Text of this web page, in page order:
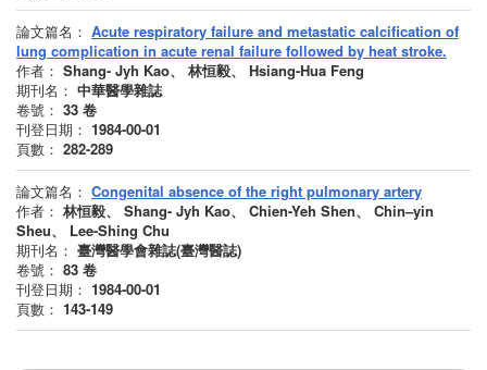
論文篇名： Acute respiratory failure and metastatic calcification of
lung complication in acute renal failure followed by heat stroke.
作者： Shang- Jyh Kao、 林恒毅、 Hsiang-Hua Feng
期刊名： 中華醫學雜誌
卷號： 33 卷
刊登日期： 1984-00-01
頁數： 282-289
論文篇名： Congenital absence of the right pulmonary artery
作者： 林恒毅、 Shang- Jyh Kao、 Chien-Yeh Shen、 Chin–yin
Sheu、 Lee-Shing Chu
期刊名： 臺灣醫學會雜誌(臺灣醫誌)
卷號： 83 卷
刊登日期： 1984-00-01
頁數： 143-149